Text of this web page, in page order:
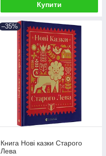
Купити
–35%
Книга Нові казки Старого
Лева